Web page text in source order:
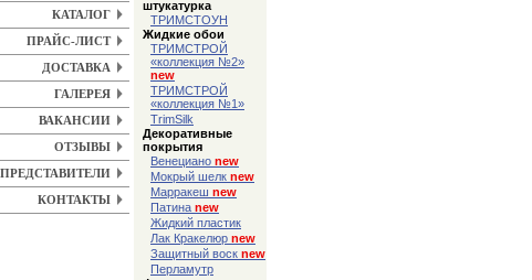
КАТАЛОГ
ПРАЙС-ЛИСТ
ДОСТАВКА
ГАЛЕРЕЯ
ВАКАНСИИ
ОТЗЫВЫ
ПРЕДСТАВИТЕЛИ
КОНТАКТЫ
штукатурка
ТРИМСТОУН
Жидкие обои
ТРИМСТРОЙ
«коллекция №2»
new
ТРИМСТРОЙ
«коллекция №1»
TrimSilk
Декоративные
покрытия
Венециано new
Мокрый шелк new
Марракеш new
Патина new
Жидкий пластик
Лак Кракелюр new
Защитный воск new
Перламутр